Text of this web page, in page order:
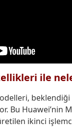
ile
Bu
ikinci